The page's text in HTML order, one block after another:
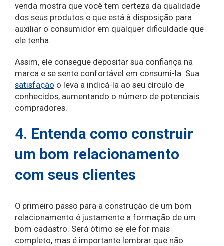
venda mostra que você tem certeza da qualidade
dos seus produtos e que está à disposição para
auxiliar o consumidor em qualquer dificuldade que
ele tenha.
Assim, ele consegue depositar sua confiança na
marca e se sente confortável em consumi-la. Sua
satisfação o leva a indicá-la ao seu círculo de
conhecidos, aumentando o número de potenciais
compradores.
4. Entenda como construir
um bom relacionamento
com seus clientes
O primeiro passo para a construção de um bom
relacionamento é justamente a formação de um
bom cadastro. Será ótimo se ele for mais
completo, mas é importante lembrar que não